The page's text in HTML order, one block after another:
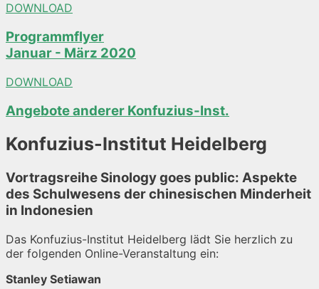
DOWNLOAD
Programmflyer
Januar - März 2020
DOWNLOAD
Angebote anderer Konfuzius-Inst.
Konfuzius-Institut Heidelberg
Vortragsreihe Sinology goes public: Aspekte
des Schulwesens der chinesischen Minderheit
in Indonesien
Das Konfuzius-Institut Heidelberg lädt Sie herzlich zu
der folgenden Online-Veranstaltung ein:
Stanley Setiawan